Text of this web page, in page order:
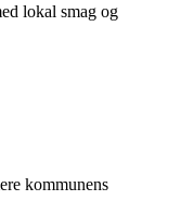
lokal smag og
kommunens